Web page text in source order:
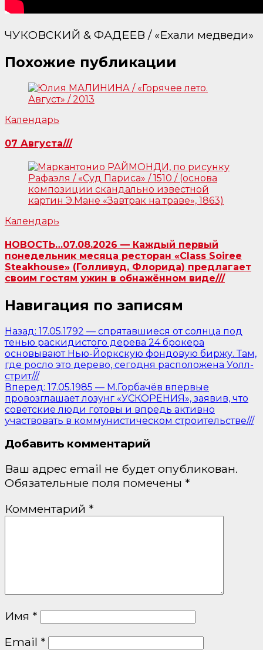
ЧУКОВСКИЙ & ФАДЕЕВ / «Ехали медведи»
Похожие публикации
Календарь
07 Августа///
Календарь
НОВОСТЬ…07.08.2026 — Каждый первый
понедельник месяца ресторан «Class Soiree
Steakhouse» (Голливуд, Флорида) предлагает
своим гостям ужин в обнажённом виде///
Навигация по записям
Назад: 17.05.1792 — спрятавшиеся от солнца под
тенью раскидистого дерева 24 брокера
основывают Нью-Йоркскую фондовую биржу. Там,
где росло это дерево, сегодня расположена Уолл-
стрит///
Вперед: 17.05.1985 — М.Горбачёв впервые
провозглашает лозунг «УСКОРЕНИЯ», заявив, что
советские люди готовы и впредь активно
участвовать в коммунистическом строительстве///
Добавить комментарий
Ваш адрес email не будет опубликован.
Обязательные поля помечены *
Комментарий *
Имя *
Email *